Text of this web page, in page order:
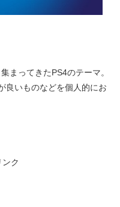
まってきたPS4のテーマ。
良いものなどを個人的にお
ク